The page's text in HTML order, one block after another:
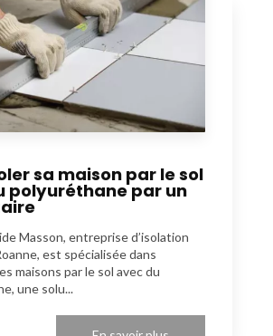
sa maison par le sol
polyuréthane par un
Masson, entreprise d’isolation
est spécialisée dans
maisons par le sol avec du
une solu...